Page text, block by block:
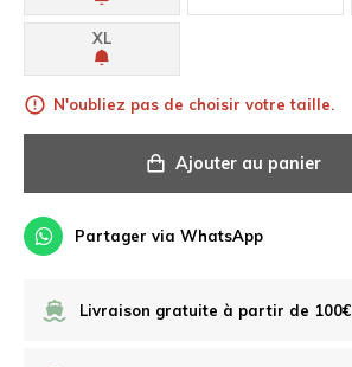
XL
N'oubliez pas de choisir votre taille.
Ajouter au panier
Partager via WhatsApp
Livraison gratuite à partir de 100€